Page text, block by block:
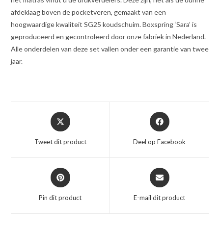
afdeklaag boven de pocketveren, gemaakt van een
hoogwaardige kwaliteit SG25 koudschuim. Boxspring ‘Sara’ is
geproduceerd en gecontroleerd door onze fabriek in Nederland.
Alle onderdelen van deze set vallen onder een garantie van twee
jaar.
Opent
in
nieuw
Tweet dit product
Opent
in
nieuw
Deel op Facebook
Opent
in
nieuw
Pin dit product
Opent
in
nieuw
E-mail dit product